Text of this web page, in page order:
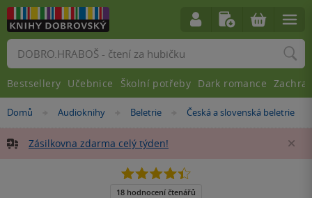
Nacházíte
zde:
Domů »Audioknihy »
Beletrie »
Česká a slovenská beletrie
Zásilkovna zdarma celý týden!
4.4
5
18 hodnocení čtenářů
Vyhledávání
Bestsellery Učebnice Školní potřeby Dark romance